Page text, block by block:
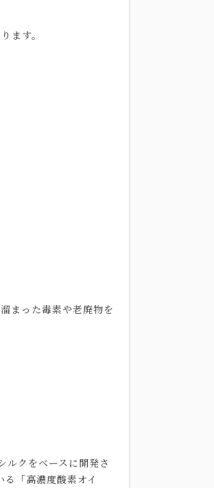
ます。
まった毒素や老廃物を
ルクをベースに開発さ
「高濃度酸素オイ